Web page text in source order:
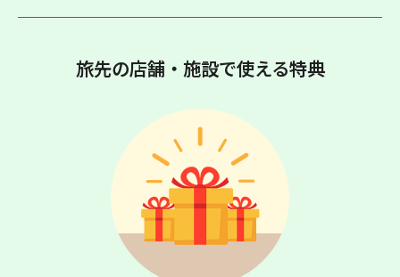
旅先の店舗・施設で使える特典